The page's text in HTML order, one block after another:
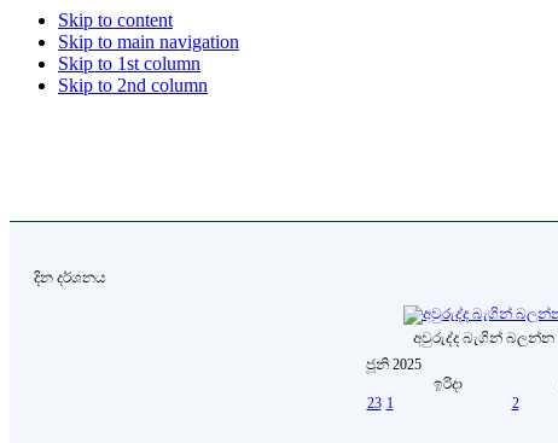
Skip to content
Skip to main navigation
Skip to 1st column
Skip to 2nd column
දින දර්ශනය
අවුරුද්ද බැගින් බලන්න
ජූනි 2025
ඉරිදා
23 1 2